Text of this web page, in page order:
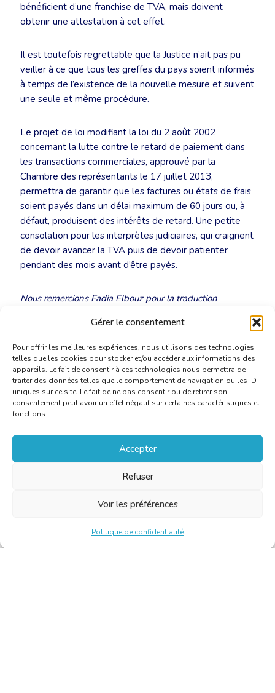
Gérer le consentement
Pour offrir les meilleures expériences, nous utilisons des technologies
telles que les cookies pour stocker et/ou accéder aux informations des
appareils. Le fait de consentir à ces technologies nous permettra de
traiter des données telles que le comportement de navigation ou les ID
uniques sur ce site. Le fait de ne pas consentir ou de retirer son
consentement peut avoir un effet négatif sur certaines caractéristiques et
fonctions.
Accepter
Refuser
Voir les préférences
Politique de confidentialité
bénéficient d’une franchise de TVA, mais doivent
obtenir une attestation à cet effet.
Il est toutefois regrettable que la Justice n’ait pas pu
veiller à ce que tous les greffes du pays soient informés
à temps de l’existence de la nouvelle mesure et suivent
une seule et même procédure.
Le projet de loi modifiant la loi du 2 août 2002
concernant la lutte contre le retard de paiement dans
les transactions commerciales, approuvé par la
Chambre des représentants le 17 juillet 2013,
permettra de garantir que les factures ou états de frais
soient payés dans un délai maximum de 60 jours ou, à
défaut, produisent des intérêts de retard. Une petite
consolation pour les interprètes judiciaires, qui craignent
de devoir avancer la TVA puis de devoir patienter
pendant des mois avant d’être payés.
Nous remercions Fadia Elbouz pour la traduction